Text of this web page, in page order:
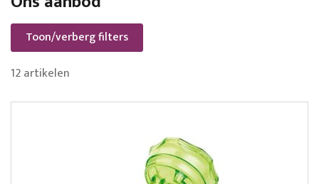
Toon/verberg filters
12artikelen